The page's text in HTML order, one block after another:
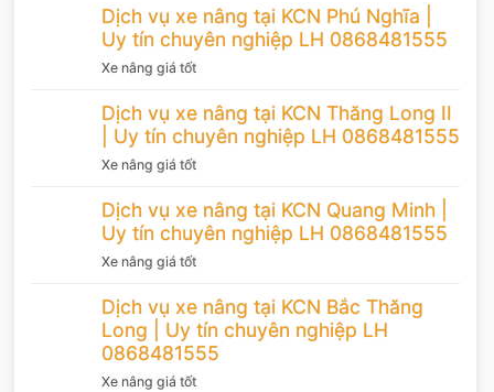
Dịch vụ xe nâng tại KCN Phú Nghĩa |
Uy tín chuyên nghiệp LH 0868481555
Xe nâng giá tốt
Dịch vụ xe nâng tại KCN Thăng Long II
| Uy tín chuyên nghiệp LH 0868481555
Xe nâng giá tốt
Dịch vụ xe nâng tại KCN Quang Minh |
Uy tín chuyên nghiệp LH 0868481555
Xe nâng giá tốt
Dịch vụ xe nâng tại KCN Bắc Thăng
Long | Uy tín chuyên nghiệp LH
0868481555
Xe nâng giá tốt